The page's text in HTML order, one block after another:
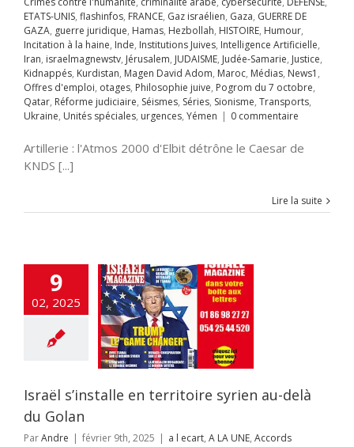
News1 Offres
otages
juive Pogrom
Qatar
judiciaire
Séries Sionisme
Ukraine
Unités
urgences Yémen
ETATS-UNIS, flashinfos, FRANCE, Gaz israélien, Gaza, GUERRE DE
GAZA, guerre juridique, Hamas, Hezbollah, HISTOIRE, Humour,
Incitation à la haine, Inde, Institutions Juives, Intelligence Artificielle,
Iran, israelmagnewstv, Jérusalem, JUDAISME, Judée-Samarie, Justice,
Kidnappés, Kurdistan, Magen David Adom, Maroc, Médias, News1 ,
Offres d'emploi, otages, Philosophie juive, Pogrom du 7 octobre,
Qatar, Réforme judiciaire, Séismes, Séries, Sionisme, Transports,
Ukraine, Unités spéciales, urgences, Yémen | 0 commentaire
Artillerie : l'Atmos 2000 d'Elbit détrône le Caesar de
KNDS [...]
Lire la suite
9
02, 2025
s’installe en
syrien au-
LA UNE Accords
Accords
cybersécurité
flashinfos
guerre
Hamas
Incitation à la
Institutions
JUDAISME
Justice
Kurdistan
Israël s’installe en territoire syrien au-delà
du Golan
ParAndre | février 9th, 2025 | a l ecart, A LA UNE, Accords